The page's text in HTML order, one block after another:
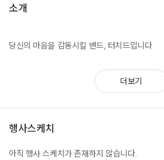
소개
당신의 마음을 감동시킬 밴드, 터치드입니다
더보기
행사스케치
아직 행사 스케치가 존재하지 않습니다.